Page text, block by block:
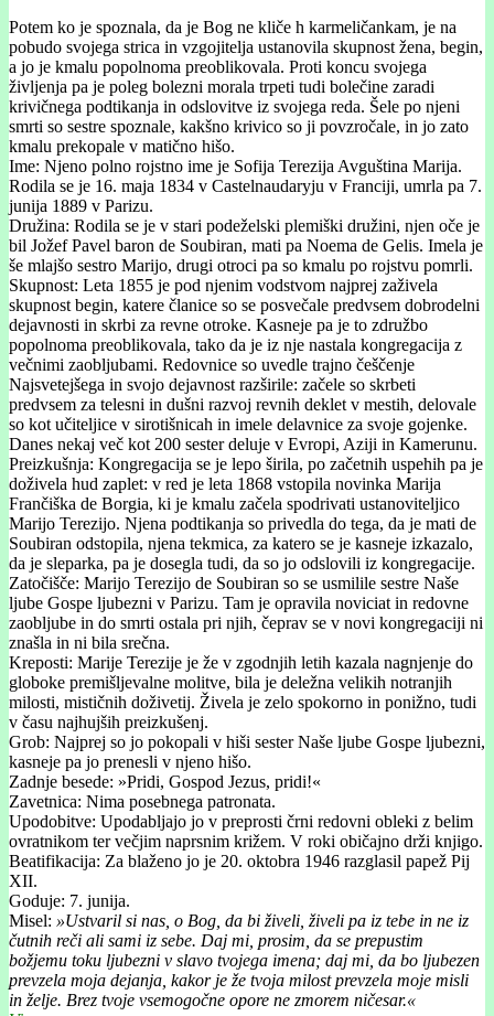
Potem ko je spoznala, da je Bog ne kliče h karmeličankam, je na
pobudo svojega strica in vzgojitelja ustanovila skupnost žena, begin,
a jo je kmalu popolnoma preoblikovala. Proti koncu svojega
življenja pa je poleg bolezni morala trpeti tudi bolečine zaradi
krivičnega podtikanja in odslovitve iz svojega reda. Šele po njeni
smrti so sestre spoznale, kakšno krivico so ji povzročale, in jo zato
kmalu prekopale v matično hišo.
Ime: Njeno polno rojstno ime je Sofija Terezija Avguština Marija.
Rodila se je 16. maja 1834 v Castelnaudaryju v Franciji, umrla pa 7.
junija 1889 v Parizu.
Družina: Rodila se je v stari podeželski plemiški družini, njen oče je
bil Jožef Pavel baron de Soubiran, mati pa Noema de Gelis. Imela je
še mlajšo sestro Marijo, drugi otroci pa so kmalu po rojstvu pomrli.
Skupnost: Leta 1855 je pod njenim vodstvom najprej zaživela
skupnost begin, katere članice so se posvečale predvsem dobrodelni
dejavnosti in skrbi za revne otroke. Kasneje pa je to združbo
popolnoma preoblikovala, tako da je iz nje nastala kongregacija z
večnimi zaobljubami. Redovnice so uvedle trajno češčenje
Najsvetejšega in svojo dejavnost razširile: začele so skrbeti
predvsem za telesni in dušni razvoj revnih deklet v mestih, delovale
so kot učiteljice v sirotišnicah in imele delavnice za svoje gojenke.
Danes nekaj več kot 200 sester deluje v Evropi, Aziji in Kamerunu.
Preizkušnja: Kongregacija se je lepo širila, po začetnih uspehih pa je
doživela hud zaplet: v red je leta 1868 vstopila novinka Marija
Frančiška de Borgia, ki je kmalu začela spodrivati ustanoviteljico
Marijo Terezijo. Njena podtikanja so privedla do tega, da je mati de
Soubiran odstopila, njena tekmica, za katero se je kasneje izkazalo,
da je sleparka, pa je dosegla tudi, da so jo odslovili iz kongregacije.
Zatočišče: Marijo Terezijo de Soubiran so se usmilile sestre Naše
ljube Gospe ljubezni v Parizu. Tam je opravila noviciat in redovne
zaobljube in do smrti ostala pri njih, čeprav se v novi kongregaciji ni
znašla in ni bila srečna.
Kreposti: Marije Terezije je že v zgodnjih letih kazala nagnjenje do
globoke premišljevalne molitve, bila je deležna velikih notranjih
milosti, mističnih doživetij. Živela je zelo spokorno in ponižno, tudi
v času najhujših preizkušenj.
Grob: Najprej so jo pokopali v hiši sester Naše ljube Gospe ljubezni,
kasneje pa jo prenesli v njeno hišo.
Zadnje besede: »Pridi, Gospod Jezus, pridi!«
Zavetnica: Nima posebnega patronata.
Upodobitve: Upodabljajo jo v preprosti črni redovni obleki z belim
ovratnikom ter večjim naprsnim križem. V roki običajno drži knjigo.
Beatifikacija: Za blaženo jo je 20. oktobra 1946 razglasil papež Pij
XII.
Goduje: 7. junija.
Misel: »Ustvaril si nas, o Bog, da bi živeli, živeli pa iz tebe in ne iz
čutnih reči ali sami iz sebe. Daj mi, prosim, da se prepustim
božjemu toku ljubezni v slavo tvojega imena; daj mi, da bo ljubezen
prevzela moja dejanja, kakor je že tvoja milost prevzela moje misli
in želje. Brez tvoje vsemogočne opore ne zmorem ničesar.«